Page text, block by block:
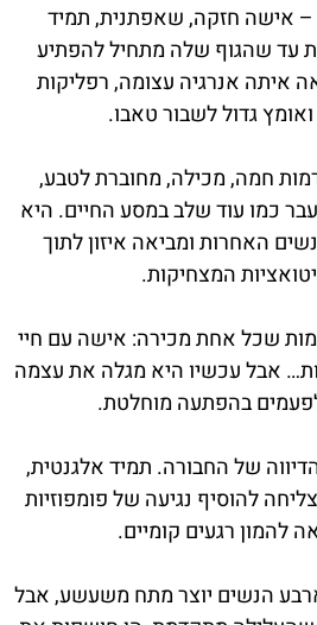
– אישה חזקה, שאפתנית, תמיד
עד שהגוף שלה מתחיל להפתיע
איתה אנרגיה עצומה, רפליקות
ואומץ גדול לשבור טאבו.
חמה, מכילה, מחוברת לטבע,
כמו עוד שלב במסע החיים. היא
האחרות ומביאה איזון לתוך
המצחיקות.
שכל אחת מכירה: אישה עם חיי
אבל עכשיו היא מגלה את עצמה
בהפתעה מוחלטת.
של החבורה. תמיד אלגנטית,
להוסיף נגיעה של פומפוזיות
להמון רגעים קומיים.
ארבע הנשים יוצר מתח משעשע, אבל